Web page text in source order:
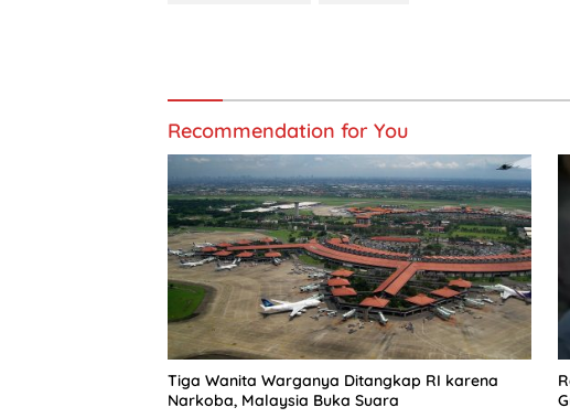
Recommendation for You
Tiga Wanita Warganya Ditangkap RI karena
Narkoba, Malaysia Buka Suara